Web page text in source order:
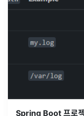
Spring Boot 프로젝